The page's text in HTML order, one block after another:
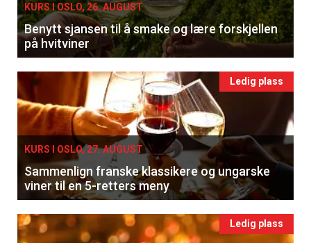
KURS I OSLO, 26. AUGUST
Benytt sjansen til å smake og lære forskjellen
på hvitviner
Ledig plass
KURS I OSLO, 27. AUGUST
Sammenlign franske klassikere og ungarske
viner til en 5-retters meny
Ledig plass